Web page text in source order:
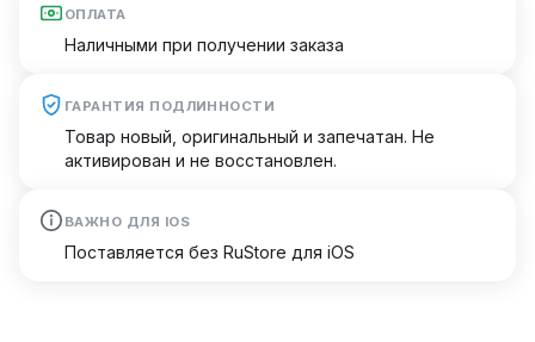
ОПЛАТА
Наличными при получении заказа
ГАРАНТИЯ ПОДЛИННОСТИ
Товар новый, оригинальный и запечатан. Не
активирован и не восстановлен.
ВАЖНО ДЛЯ IOS
Поставляется без RuStore для iOS